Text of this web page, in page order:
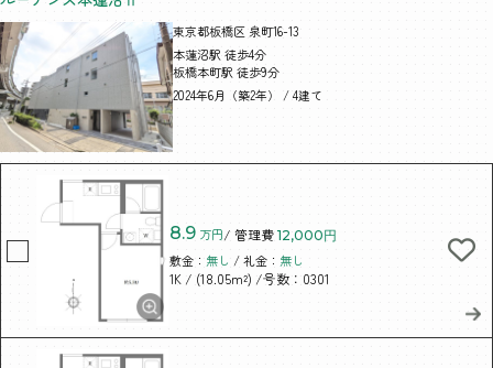
東京都板橋区 泉町16-13
本蓮沼駅 徒歩4分
板橋本町駅 徒歩9分
2024年6月（築2年） / 4建て
8.9 万円/ 管理費 12,000円
敷金： 無し / 礼金： 無し
1K / (18.05m²) /号数：0301